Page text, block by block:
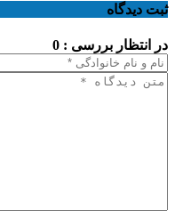
ثبت دیدگاه
در انتظار بررسی : 0